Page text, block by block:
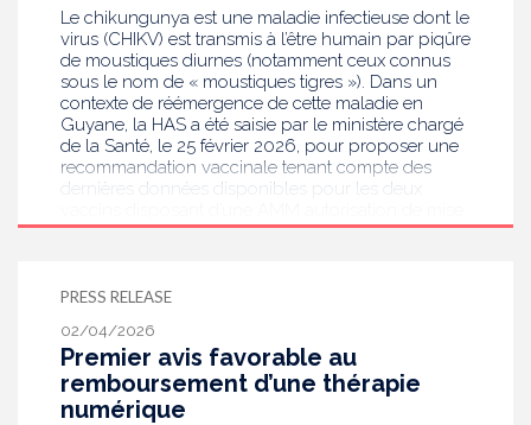
Le chikungunya est une maladie infectieuse dont le
virus (CHIKV) est transmis à l’être humain par piqûre
de moustiques diurnes (notamment ceux connus
sous le nom de « moustiques tigres »). Dans un
contexte de réémergence de cette maladie en
Guyane, la HAS a été saisie par le ministère chargé
de la Santé, le 25 février 2026, pour proposer une
recommandation vaccinale tenant compte des
dernières données disponibles pour les deux
sur le marché (Ixchiq du laboratoire Valneva et
toutes les personnes âgées de 65 ans et plus, et
particulièrement vulnérables face au CHIKV.
PRESS RELEASE
02/04/2026
Premier avis favorable au
remboursement d’une thérapie
numérique